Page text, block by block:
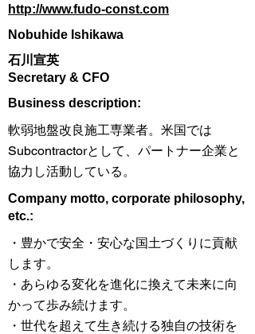
http://www.fudo-const.com
Nobuhide Ishikawa
石川宣英
Secretary & CFO
​Business description:
軟弱地盤改良施工専業者。米国では
Subcontractorとして、パートナー企業と
協力し活動している。
​Company motto, corporate philosophy,
etc.:
・豊かで安全・安心な国土づくりに貢献
します。
・あらゆる変化を進化に換えて未来に向
かって歩み続けます。
・世代を超えて生き続ける独自の技術を